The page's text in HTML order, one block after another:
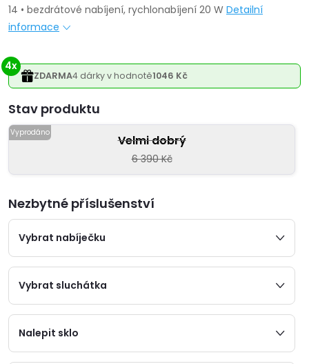
14 • bezdrátové nabíjení, rychlonabíjení 20 W Detailní
informace
4x
ZDARMA4 dárky v hodnotě1046 Kč
Velmi dobrý
6 390 Kč
Nezbytné příslušenství
Vybrat nabíječku
Vybrat sluchátka
Nalepit sklo